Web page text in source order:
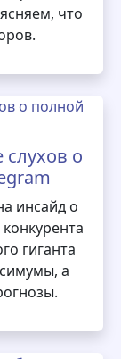
что
о
инсайд о
гиганта
а